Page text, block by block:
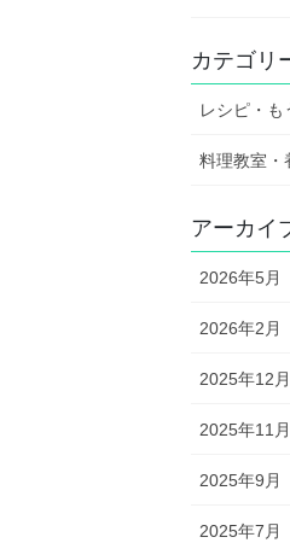
カテゴリ
レシピ・も
料理教室・
アーカイ
2026年5月
2026年2月
2025年12月
2025年11月
2025年9月
2025年7月